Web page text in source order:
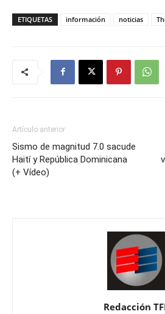
ETIQUETAS información noticias
Artículo anterior
Sismo de magnitud 7.0 sacude
Haití y República Dominicana
(+ Vídeo)
Redacción